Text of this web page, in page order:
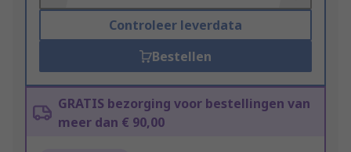
Controleer leverdata
Bestellen
GRATIS bezorging voor bestellingen van
meer dan € 90,00